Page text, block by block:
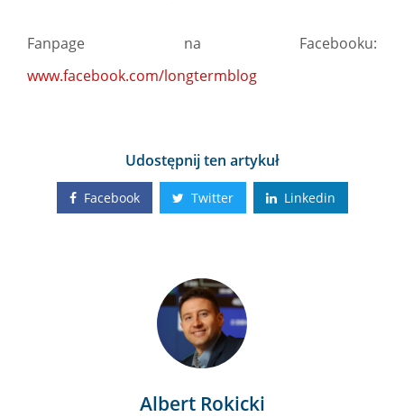
Fanpage na Facebooku:
www.facebook.com/longtermblog
Udostępnij ten artykuł
Facebook Twitter Linkedin
Albert Rokicki